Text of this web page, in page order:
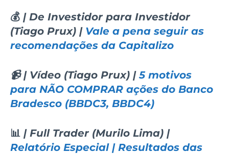
💰 | De Investidor para Investidor
(Tiago Prux) | Vale a pena seguir as
recomendações da Capitalizo
📹 | Vídeo (Tiago Prux) |5 motivos
para NÃO COMPRAR ações do Banco
Bradesco (BBDC3, BBDC4)
📊 | Full Trader (Murilo Lima) |
Relatório Especial | Resultados das